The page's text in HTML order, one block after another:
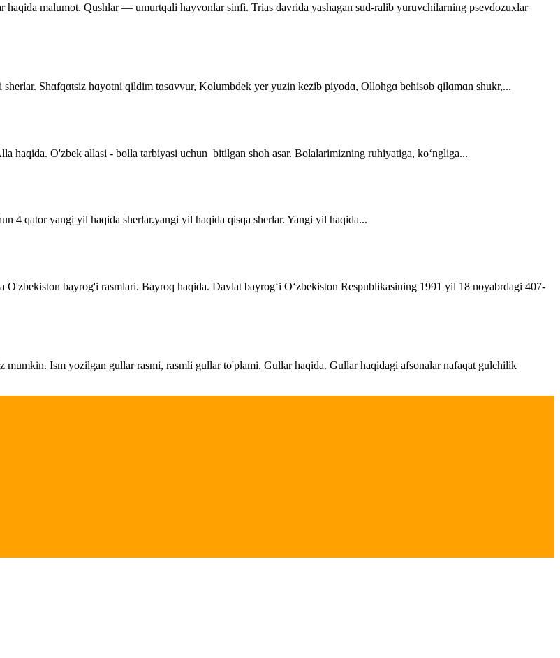
haqida malumot. Qushlar — umurtqali hayvonlar sinfi. Trias davrida yashagan sud-ralib yuruvchilarning psevdozuxlar
Shɑfqɑtsiz hɑyotni qildim tɑsɑvvur, Kolumbdek yer yuzin kezib piyodɑ, Ollohgɑ behisob qilɑmɑn shukr,...
haqida. O'zbek allasi - bolla tarbiyasi uchun bitilgan shoh asar. Bolalarimizning ruhiyatiga, ko‘ngliga...
4 qator yangi yil haqida sherlar.yangi yil haqida qisqa sherlar. Yangi yil haqida...
bayrog'i rasmlari. Bayroq haqida. Davlat bayrog‘i O‘zbekiston Respublikasining 1991 yil 18 noyabrdagi 407­
Ism yozilgan gullar rasmi, rasmli gullar to'plami. Gullar haqida. Gullar haqidagi afsonalar nafaqat gulchilik